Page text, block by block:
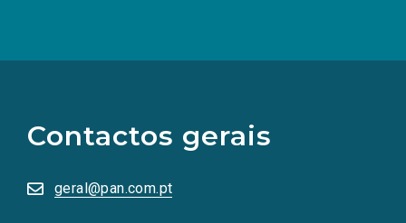
Contactos gerais
geral@pan.com.pt
redes
sociais
numa
nova